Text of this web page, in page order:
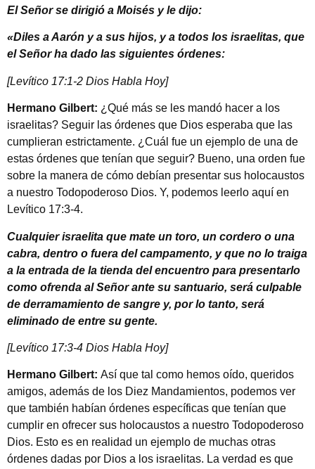
El Señor se dirigió a Moisés y le dijo:
«Diles a Aarón y a sus hijos, y a todos los israelitas, que
el Señor ha dado las siguientes órdenes:
[Levítico 17:1-2 Dios Habla Hoy]
Hermano Gilbert: ¿Qué más se les mandó hacer a los
israelitas? Seguir las órdenes que Dios esperaba que las
cumplieran estrictamente. ¿Cuál fue un ejemplo de una de
estas órdenes que tenían que seguir? Bueno, una orden fue
sobre la manera de cómo debían presentar sus holocaustos
a nuestro Todopoderoso Dios. Y, podemos leerlo aquí en
Levítico 17:3-4.
Cualquier israelita que mate un toro, un cordero o una
cabra, dentro o fuera del campamento, y que no lo traiga
a la entrada de la tienda del encuentro para presentarlo
como ofrenda al Señor ante su santuario, será culpable
de derramamiento de sangre y, por lo tanto, será
eliminado de entre su gente.
[Levítico 17:3-4 Dios Habla Hoy]
Hermano Gilbert: Así que tal como hemos oído, queridos
amigos, además de los Diez Mandamientos, podemos ver
que también habían órdenes específicas que tenían que
cumplir en ofrecer sus holocaustos a nuestro Todopoderoso
Dios. Esto es en realidad un ejemplo de muchas otras
órdenes dadas por Dios a los israelitas. La verdad es que